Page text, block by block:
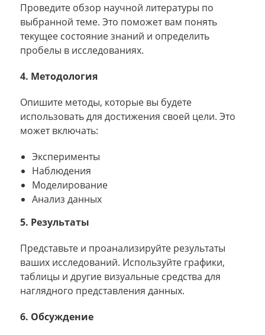
Проведите обзор научной литературы по
выбранной теме. Это поможет вам понять
текущее состояние знаний и определить
пробелы в исследованиях.
4. Методология
Опишите методы, которые вы будете
использовать для достижения своей цели. Это
может включать:
Эксперименты
Наблюдения
Моделирование
Анализ данных
5. Результаты
Представьте и проанализируйте результаты
ваших исследований. Используйте графики,
таблицы и другие визуальные средства для
наглядного представления данных.
6. Обсуждение